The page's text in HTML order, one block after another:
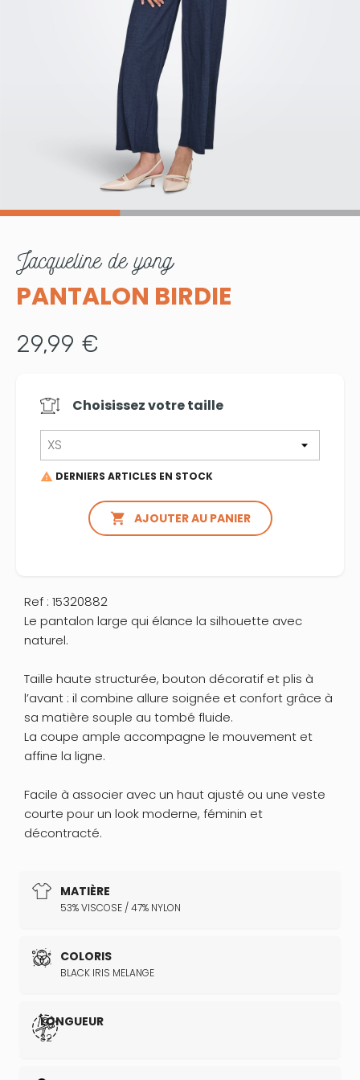
jacqueline de yong
PANTALON BIRDIE
29,99 €
Choisissez votretaille
 DERNIERS ARTICLES EN STOCK
 AJOUTER AU PANIER
MATIÈRE
53% VISCOSE / 47% NYLON
COLORIS
BLACK IRIS MELANGE
LONGUEUR
32
Ref : 15320882
Le pantalon large qui élance la silhouette avec
naturel.
Taille haute structurée, bouton décoratif et plis à
l’avant : il combine allure soignée et confort grâce à
sa matière souple au tombé fluide.
La coupe ample accompagne le mouvement et
affine la ligne.
Facile à associer avec un haut ajusté ou une veste
courte pour un look moderne, féminin et
décontracté.